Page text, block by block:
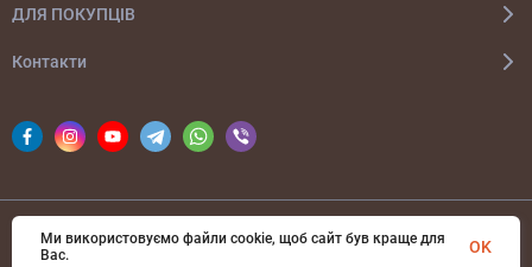
ДЛЯ ПОКУПЦІВ
Контакти
© 2026 bags-ua.com Всі права захищені
Ми використовуємо файли cookie, щоб сайт був краще для
Вас.
OK